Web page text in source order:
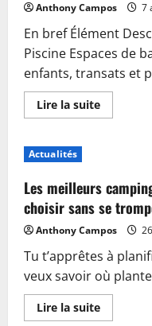
Anthony Campos 7
En bref Élément
Piscine Espaces de
enfants, transats et
Lire la suiteEn
savoir
accueil
:
plongez
dans
les
du
camping
de
Sablé-
sur-
Sarthe
Actualités
Les meilleurs
choisir sans se
Anthony Campos
Tu t’apprêtes à
veux savoir où
Lire la suiteEn
savoir